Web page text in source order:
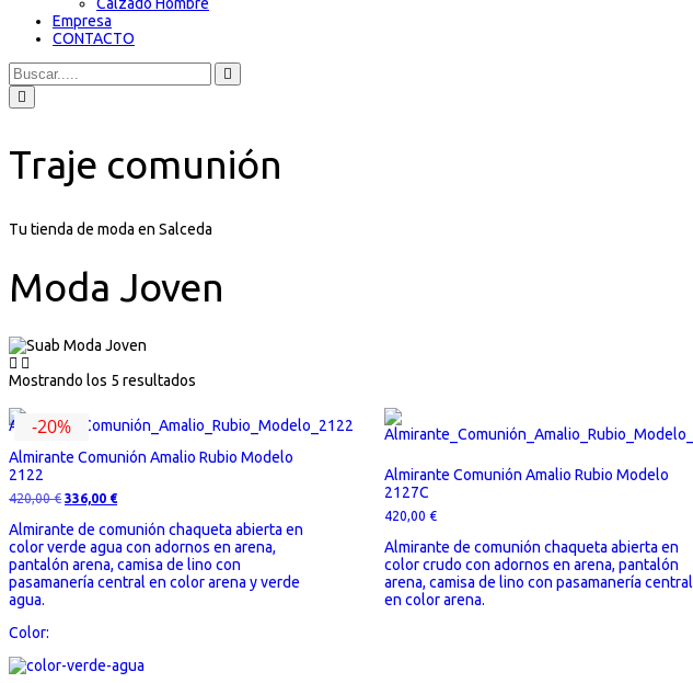
Empresa
CONTACTO
Traje comunión
Tu tienda de moda en Salceda
Moda Joven
Mostrando los 5 resultados
-20%
Almirante Comunión Amalio Rubio Modelo
2122
420,00€ El
original
era:
420,00 €.
336,00 €El
actual
es:
336,00 €.
Almirante de comunión chaqueta abierta en
color verde agua con adornos en arena,
pantalón arena, camisa de lino con
pasamanería central en color arena y verde
agua.
Color:
Almirante Comunión Amalio Rubio Modelo
2127C
420,00€
Almirante de comunión chaqueta abierta en
color crudo con adornos en arena, pantalón
arena, camisa de lino con pasamanería central
en color arena.